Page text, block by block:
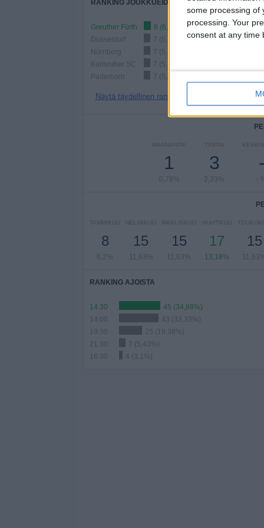
some processing of
processing. Your
consent at any time
RANKING JOUKKUEIDEN MUKAAN
Greuther Fürth
8 (6,2%)
Düsseldorf
7 (5,43%)
Nürnberg
7 (5,43%)
Karlsruher SC
7 (5,43%)
Paderborn
7 (5,43%)
Näytä täydellinen ranking
MAANANTAI
1
0,78%
TIISTAI
3
2,33%
-
- %
TAMMIKUU
8
6,2%
HELMIKUU
15
11,63%
MAALISKUU
15
11,63%
HUHTIKUU
17
13,18%
15
11,63%
RANKING AJOISTA
14:30
45 (34,88%)
43 (33,33%)
19:30
25 (19,38%)
21:30
7 (5,43%)
16:30
4 (3,1%)